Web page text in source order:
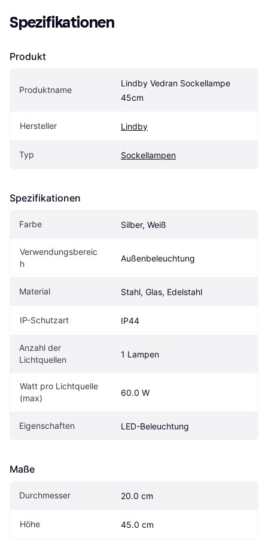
Spezifikationen
Produkt
Produktname
Lindby Vedran Sockellampe
45cm
Hersteller Lindby
Typ Sockellampen
Spezifikationen
Farbe Silber, Weiß
Verwendungsbereic
h
Außenbeleuchtung
Material Stahl, Glas, Edelstahl
IP-Schutzart IP44
Anzahl der
Lichtquellen
1 Lampen
Watt pro Lichtquelle
(max)
60.0 W
Eigenschaften LED-Beleuchtung
Maße
Durchmesser 20.0 cm
Höhe 45.0 cm